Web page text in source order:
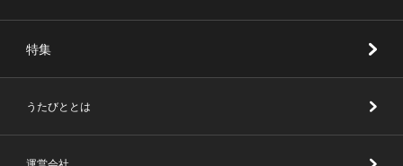
特集
うたびととは